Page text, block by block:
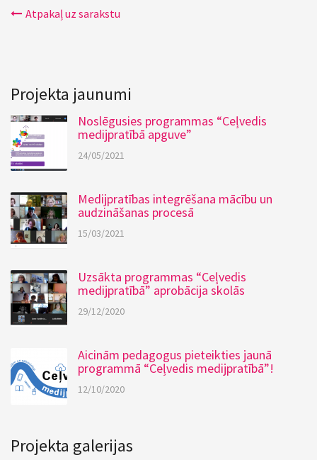
Atpakaļ uz sarakstu
Projekta jaunumi
Noslēgusies programmas “Ceļvedis
medijpratībā apguve”
24/05/2021
Medijpratības integrēšana mācību un
audzināšanas procesā
15/03/2021
Uzsākta programmas “Ceļvedis
medijpratībā” aprobācija skolās
29/12/2020
Aicinām pedagogus pieteikties jaunā
programmā “Ceļvedis medijpratībā”!
12/10/2020
Projekta galerijas